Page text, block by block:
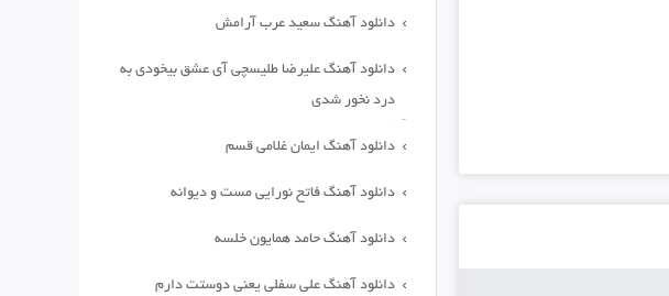
دانلود آهنگ سعید عرب آرامش
دانلود آهنگ علیرضا طلیسچی آی عشق بیخودی به
درد نخور شدی
دانلود آهنگ ایمان غلامی قسم
دانلود آهنگ فاتح نورایی مست و دیوانه
دانلود آهنگ حامد همایون خلسه
دانلود آهنگ علی سفلی یعنی دوستت دارم